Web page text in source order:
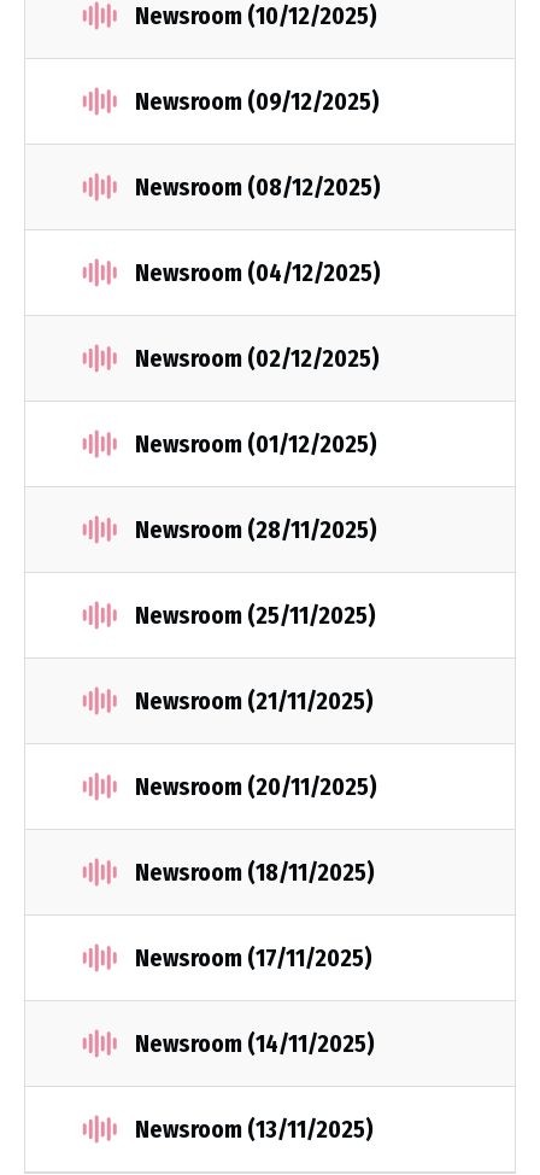
Newsroom (10/12/2025)
Newsroom (09/12/2025)
Newsroom (08/12/2025)
Newsroom (04/12/2025)
Newsroom (02/12/2025)
Newsroom (01/12/2025)
Newsroom (28/11/2025)
Newsroom (25/11/2025)
Newsroom (21/11/2025)
Newsroom (20/11/2025)
Newsroom (18/11/2025)
Newsroom (17/11/2025)
Newsroom (14/11/2025)
Newsroom (13/11/2025)